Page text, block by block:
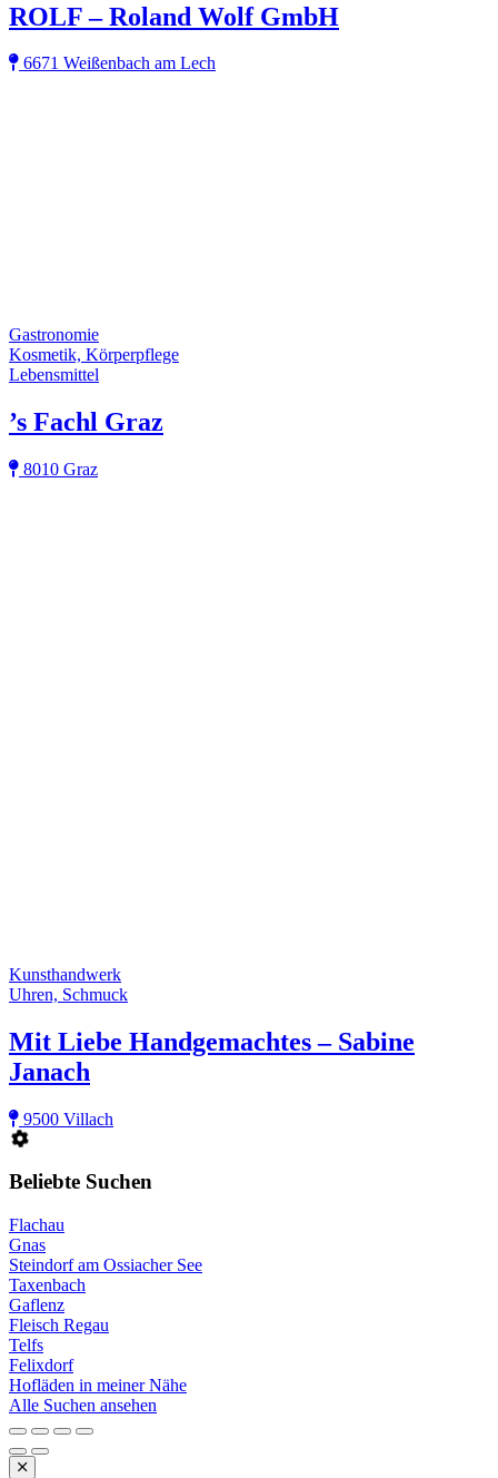
ROLF – Roland Wolf GmbH
6671 Weißenbach am Lech
Gastronomie
Kosmetik, Körperpflege
Lebensmittel
’s Fachl Graz
8010 Graz
Kunsthandwerk
Uhren, Schmuck
Mit Liebe Handgemachtes – Sabine
Janach
9500 Villach
Beliebte Suchen
Flachau
Gnas
Steindorf am Ossiacher See
Taxenbach
Gaflenz
Fleisch Regau
Telfs
Felixdorf
Hofläden in meiner Nähe
Alle Suchen ansehen